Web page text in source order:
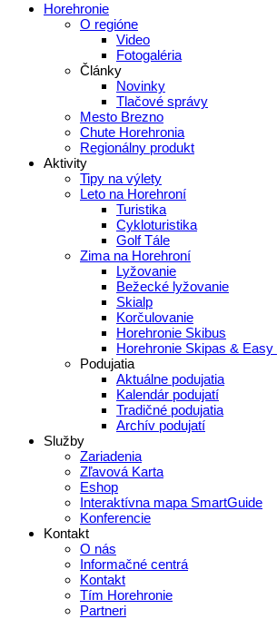
Horehronie
O regióne
Video
Fotogaléria
Články
Novinky
Tlačové správy
Mesto Brezno
Chute Horehronia
Regionálny produkt
Aktivity
Tipy na výlety
Leto na Horehroní
Turistika
Cykloturistika
Golf Tále
Zima na Horehroní
Lyžovanie
Bežecké lyžovanie
Skialp
Korčulovanie
Horehronie Skibus
Horehronie Skipas & Easy
Podujatia
Aktuálne podujatia
Kalendár podujatí
Tradičné podujatia
Archív podujatí
Služby
Zariadenia
Zľavová Karta
Eshop
Interaktívna mapa SmartGuide
Konferencie
Kontakt
O nás
Informačné centrá
Kontakt
Tím Horehronie
Partneri